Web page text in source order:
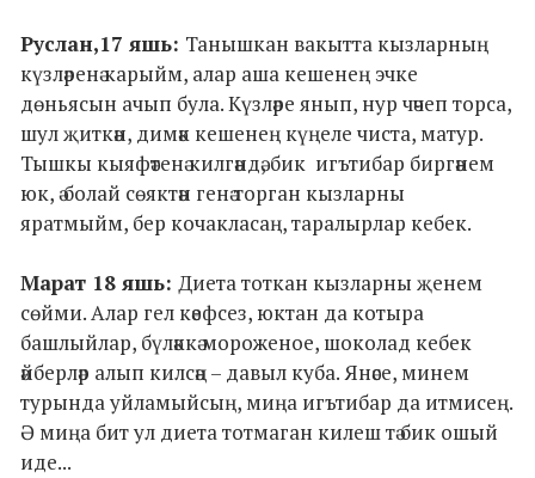
Руслан,17 яшь: Танышкан вакытта кызларның
күзләренә карыйм, алар аша кешенең эчке
дөньясын ачып була. Күзләре янып, нур чәчеп торса,
шул җиткән, димәк кешенең күңеле чиста, матур.
Тышкы кыяфәтенә килгәндә, бик игътибар биргәнем
юк, ә болай сөяктән генә торган кызларны
яратмыйм, бер кочакласаң, таралырлар кебек.
Марат 18 яшь: Диета тоткан кызларны җенем
сөйми. Алар гел кәефсез, юктан да котыра
башлыйлар, бүләккә мороженое, шоколад кебек
әйберләр алып килсәң – давыл куба. Янәсе, минем
турында уйламыйсың, миңа игътибар да итмисең.
Ә миңа бит ул диета тотмаган килеш тә бик ошый
иде...